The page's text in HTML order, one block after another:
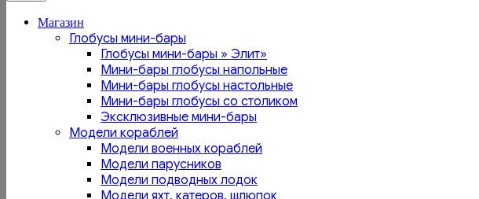
Магазин
Глобусы мини-бары
Глобусы мини-бары » Элит»
Мини-бары глобусы напольные
Мини-бары глобусы настольные
Мини-бары глобусы со столиком
Эксклюзивные мини-бары
Модели кораблей
Модели военных кораблей
Модели парусников
Модели подводных лодок
Модели яхт, катеров, шлюпок